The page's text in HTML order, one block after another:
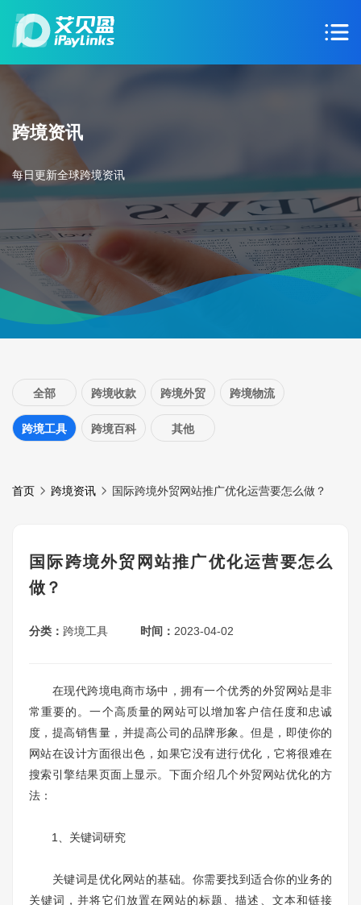
跨境资讯
每日更新全球跨境资讯
全部 跨境收款 跨境外贸 跨境物流
跨境工具 跨境百科 其他
首页 跨境资讯 国际跨境外贸网站推广优化运营要怎么做？
国际跨境外贸网站推广优化运营要怎么
做？
分类： 跨境工具 时间： 2023-04-02
在现代跨境电商市场中，拥有一个优秀的外贸网站是非
常重要的。一个高质量的网站可以增加客户信任度和忠诚
度，提高销售量，并提高公司的品牌形象。但是，即使你的
网站在设计方面很出色，如果它没有进行优化，它将很难在
搜索引擎结果页面上显示。下面介绍几个外贸网站优化的方
法：
1、关键词研究
关键词是优化网站的基础。你需要找到适合你的业务的
关键词，并将它们放置在网站的标题、描述、文本和链接